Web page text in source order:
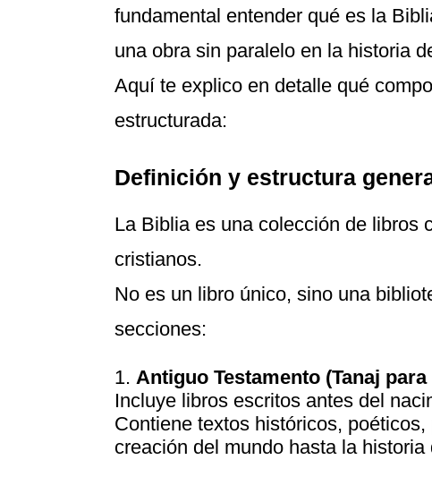
fundamental entender qué es la
una obra sin paralelo en la historia
Aquí te explico en detalle qué
estructurada:
Definición y estructura
La Biblia es una colección de libros
cristianos.
No es un libro único, sino una
secciones:
Antiguo Testamento (Tanaj
Incluye libros escritos antes del
Contiene textos históricos,
creación del mundo hasta la